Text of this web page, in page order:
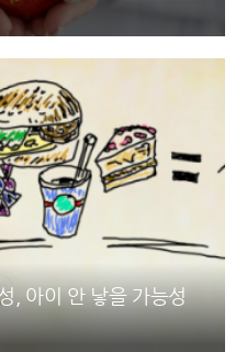
, 아이 안 낳을 가능성